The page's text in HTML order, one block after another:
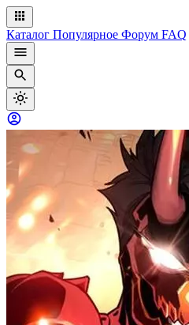
Каталог Популярное Форум FAQ